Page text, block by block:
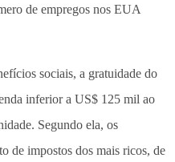
de empregos nos EUA
sociais, a gratuidade do
inferior a US$ 125 mil ao
Segundo ela, os
de impostos dos mais ricos, de